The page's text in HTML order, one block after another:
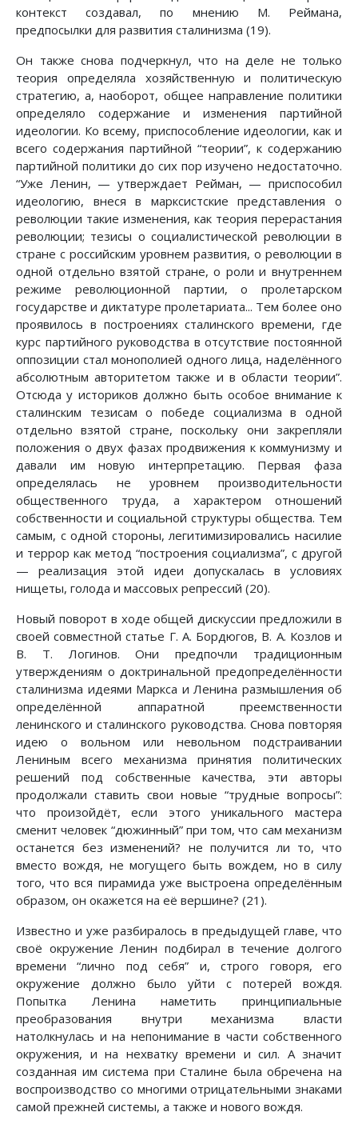
контекст создавал, по мнению М. Реймана,
предпосылки для развития сталинизма (19).
Он также снова подчеркнул, что на деле не только
теория определяла хозяйственную и политическую
стратегию, а, наоборот, общее направление политики
определяло содержание и изменения партийной
идеологии. Ко всему, приспособление идеологии, как и
всего содержания партийной “теории”, к содержанию
партийной политики до сих пор изучено недостаточно.
“Уже Ленин, — утверждает Рейман, — приспособил
идеологию, внеся в марксистские представления о
революции такие изменения, как теория перерастания
революции; тезисы о социалистической революции в
стране с российским уровнем развития, о революции в
одной отдельно взятой стране, о роли и внутреннем
режиме революционной партии, о пролетарском
государстве и диктатуре пролетариата... Тем более оно
проявилось в построениях сталинского времени, где
курс партийного руководства в отсутствие постоянной
оппозиции стал монополией одного лица, наделённого
абсолютным авторитетом также и в области теории”.
Отсюда у историков должно быть особое внимание к
сталинским тезисам о победе социализма в одной
отдельно взятой стране, поскольку они закрепляли
положения о двух фазах продвижения к коммунизму и
давали им новую интерпретацию. Первая фаза
определялась не уровнем производительности
общественного труда, а характером отношений
собственности и социальной структуры общества. Тем
самым, с одной стороны, легитимизировались насилие
и террор как метод “построения социализма”, с другой
— реализация этой идеи допускалась в условиях
нищеты, голода и массовых репрессий (20).
Новый поворот в ходе общей дискуссии предложили в
своей совместной статье Г. А. Бордюгов, В. А. Козлов и
В. Т. Логинов. Они предпочли традиционным
утверждениям о доктринальной предопределённости
сталинизма идеями Маркса и Ленина размышления об
определённой аппаратной преемственности
ленинского и сталинского руководства. Снова повторяя
идею о вольном или невольном подстраивании
Лениным всего механизма принятия политических
решений под собственные качества, эти авторы
продолжали ставить свои новые “трудные вопросы”:
что произойдёт, если этого уникального мастера
сменит человек “дюжинный” при том, что сам механизм
останется без изменений? не получится ли то, что
вместо вождя, не могущего быть вождем, но в силу
того, что вся пирамида уже выстроена определённым
образом, он окажется на её вершине? (21).
Известно и уже разбиралось в предыдущей главе, что
своё окружение Ленин подбирал в течение долгого
времени “лично под себя” и, строго говоря, его
окружение должно было уйти с потерей вождя.
Попытка Ленина наметить принципиальные
преобразования внутри механизма власти
натолкнулась и на непонимание в части собственного
окружения, и на нехватку времени и сил. А значит
созданная им система при Сталине была обречена на
воспроизводство со многими отрицательными знаками
самой прежней системы, а также и нового вождя.